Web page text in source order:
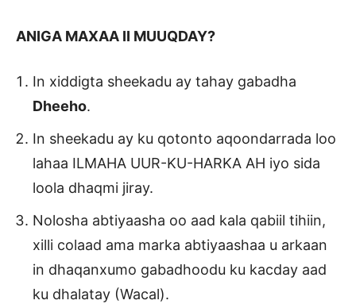
ANIGA MAXAA II MUUQDAY?
In xiddigta sheekadu ay tahay gabadha
Dheeho.
In sheekadu ay ku qotonto aqoondarrada loo
lahaa ILMAHA UUR-KU-HARKA AH iyo sida
loola dhaqmi jiray.
Nolosha abtiyaasha oo aad kala qabiil tihiin,
xilli colaad ama marka abtiyaashaa u arkaan
in dhaqanxumo gabadhoodu ku kacday aad
ku dhalatay (Wacal).